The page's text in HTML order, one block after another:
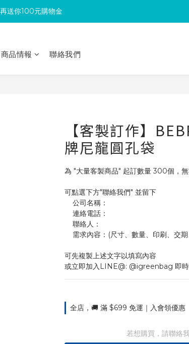
回饋10%購物金
送你100元購物金
回饋10%購物金
商品情報 聯絡我們
【客製訂作】
牌尼龍圓孔袋
為 "大量客製商品" 起訂數量 300個，
可點選下方"聯絡我們" 並留下
    公司名稱：
    連絡電話：
    聯絡人：
需求內容：(尺寸、數量、印刷、交
可先複製上述文字以填寫內容
或立即加入LINE@: @igreenbag 即時
全店，🚚 滿 $699 免運｜入會領優惠
若想購買，請聯絡我